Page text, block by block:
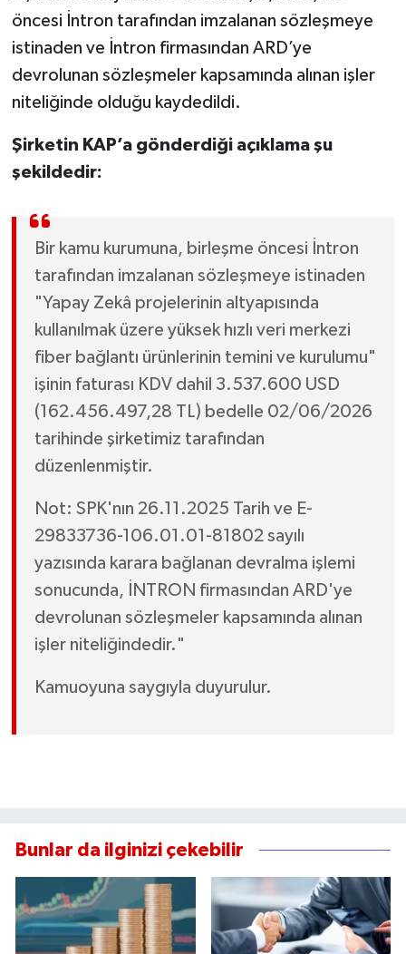
öncesi İntron tarafından imzalanan sözleşmeye
istinaden ve İntron firmasından ARD’ye
devrolunan sözleşmeler kapsamında alınan işler
niteliğinde olduğu kaydedildi.
Şirketin KAP’a gönderdiği açıklama şu
şekildedir:
Bir kamu kurumuna, birleşme öncesi İntron
tarafından imzalanan sözleşmeye istinaden
"Yapay Zekâ projelerinin altyapısında
kullanılmak üzere yüksek hızlı veri merkezi
fiber bağlantı ürünlerinin temini ve kurulumu"
işinin faturası KDV dahil 3.537.600 USD
(162.456.497,28 TL) bedelle 02/06/2026
tarihinde şirketimiz tarafından
düzenlenmiştir.
Not: SPK'nın 26.11.2025 Tarih ve E-
29833736-106.01.01-81802 sayılı
yazısında karara bağlanan devralma işlemi
sonucunda, İNTRON firmasından ARD'ye
devrolunan sözleşmeler kapsamında alınan
işler niteliğindedir."
Kamuoyuna saygıyla duyurulur.
Bunlar da ilginizi çekebilir